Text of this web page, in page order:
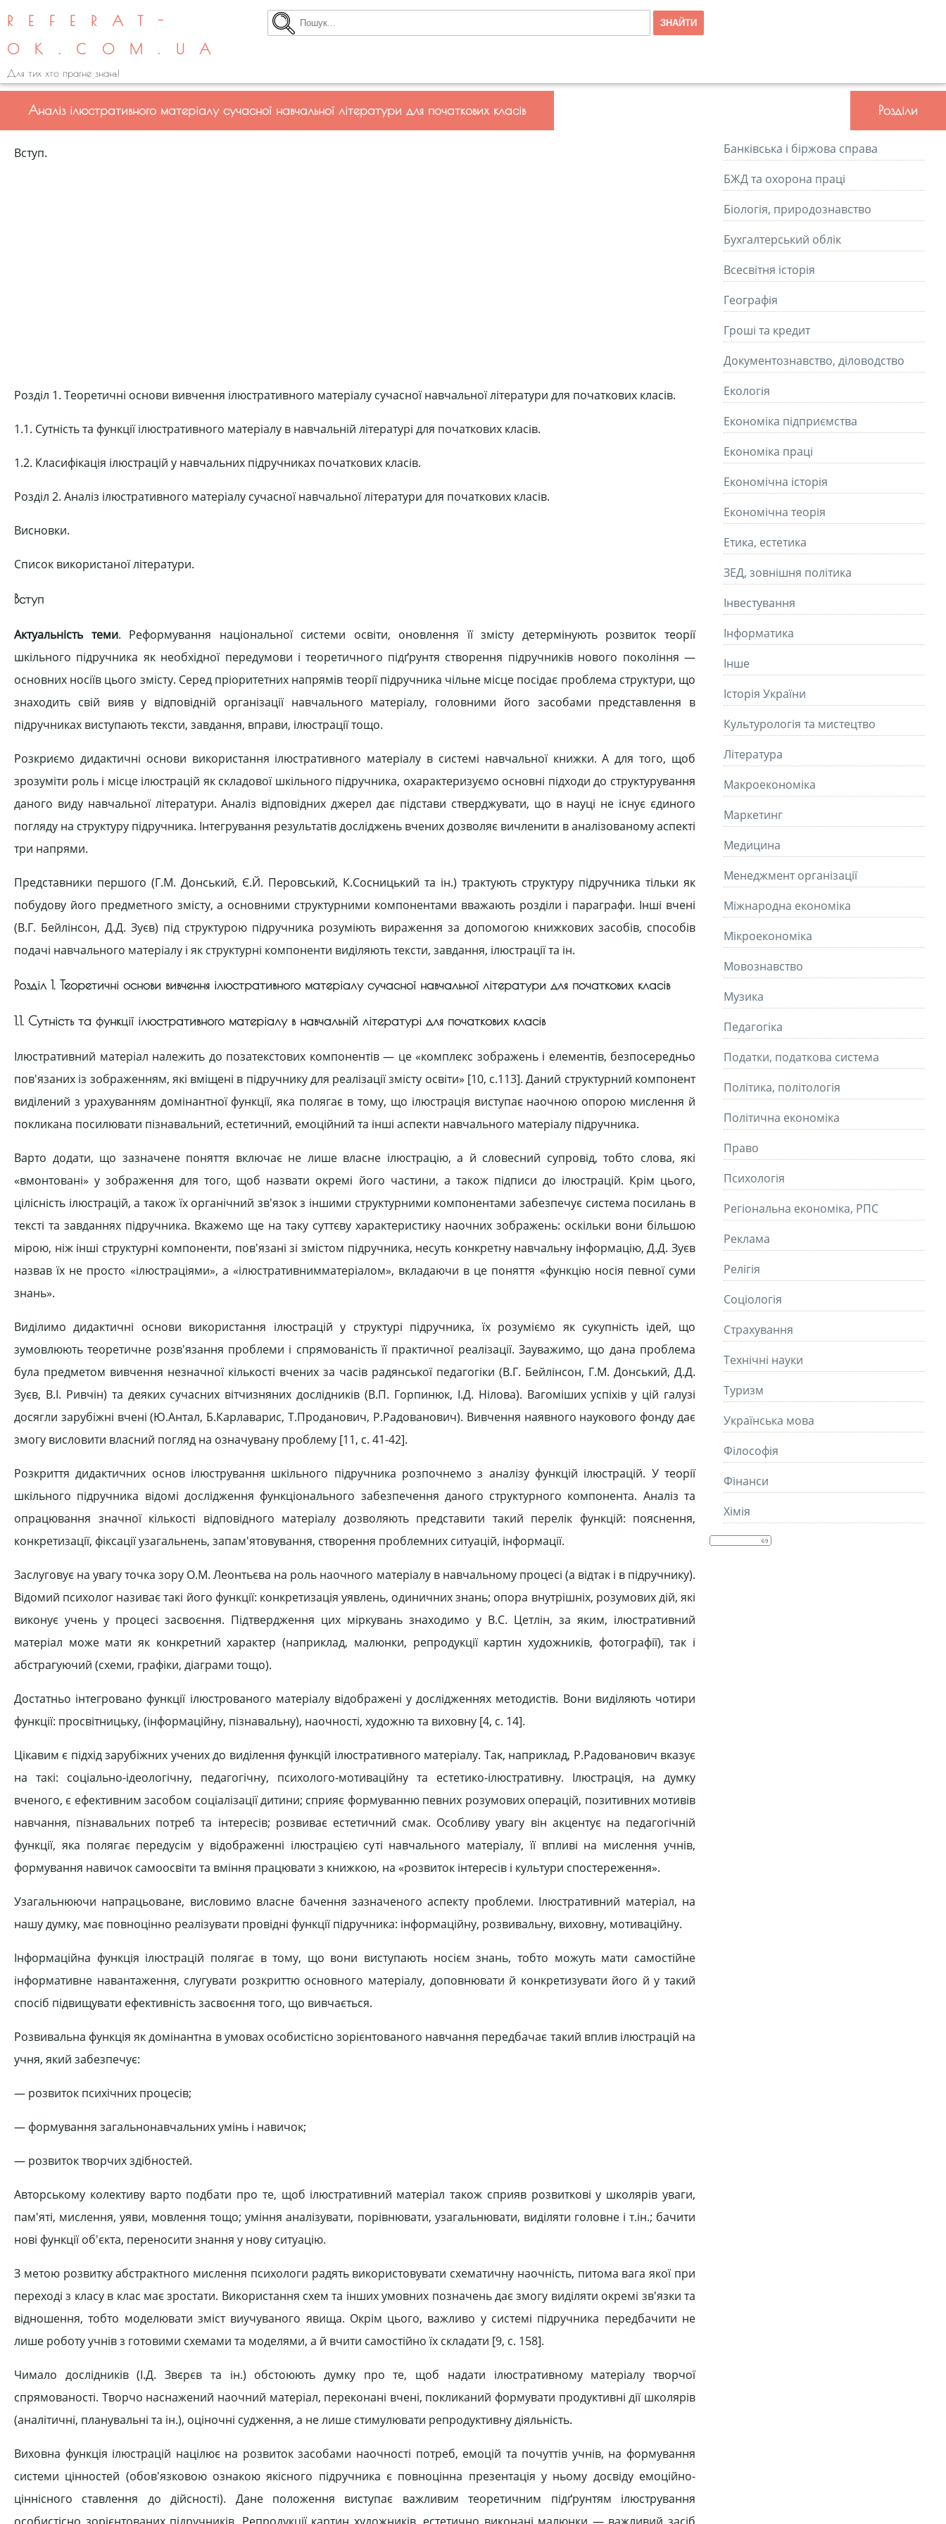
REFERAT-
OK.COM.UA
Для тих хто прагне знань!
Аналіз ілюстративного матеріалу сучасної навчальної літератури для початкових класів
Вступ.
Розділ 1. Теоретичні основи вивчення ілюстративного матеріалу сучасної навчальної літератури для початкових класів.
1.1. Сутність та функції ілюстративного матеріалу в навчальній літературі для початкових класів.
1.2. Класифікація ілюстрацій у навчальних підручниках початкових класів.
Розділ 2. Аналіз ілюстративного матеріалу сучасної навчальної літератури для початкових класів.
Висновки.
Список використаної літератури.
Вступ
Актуальність теми. Реформування національної системи освіти, оновлення її змісту детермінують розвиток теорії
шкільного підручника як необхідної передумови і теоретичного підґрунтя створення підручників нового покоління —
основних носіїв цього змісту. Серед пріоритетних напрямів теорії підручника чільне місце посідає проблема структури, що
знаходить свій вияв у відповідній організації навчального матеріалу, головними його засобами представлення в
підручниках виступають тексти, завдання, вправи, ілюстрації тощо.
Розкриємо дидактичні основи використання ілюстративного матеріалу в системі навчальної книжки. А для того, щоб
зрозуміти роль і місце ілюстрацій як складової шкільного підручника, охарактеризуємо основні підходи до структурування
даного виду навчальної літератури. Аналіз відповідних джерел дає підстави стверджувати, що в науці не існує єдиного
погляду на структуру підручника. Інтегрування результатів досліджень вчених дозволяє вичленити в аналізованому аспекті
три напрями.
Представники першого (Г.М. Донський, Є.Й. Перовський, К.Сосницький та ін.) трактують структуру підручника тільки як
побудову його предметного змісту, а основними структурними компонентами вважають розділи і параграфи. Інші вчені
(В.Г. Бейлінсон, Д.Д. Зуєв) під структурою підручника розуміють вираження за допомогою книжкових засобів, способів
подачі навчального матеріалу і як структурні компоненти виділяють тексти, завдання, ілюстрації та ін.
Розділ 1. Теоретичні основи вивчення ілюстративного матеріалу сучасної навчальної літератури для початкових класів
1.1. Сутність та функції ілюстративного матеріалу в навчальній літературі для початкових класів
Ілюстративний матеріал належить до позатекстових компонентів — це «комплекс зображень і елементів, безпосередньо
пов'язаних із зображенням, які вміщені в підручнику для реалізації змісту освіти» [10, с.113]. Даний структурний компонент
виділений з урахуванням домінантної функції, яка полягає в тому, що ілюстрація виступає наочною опорою мислення й
покликана посилювати пізнавальний, естетичний, емоційний та інші аспекти навчального матеріалу підручника.
Варто додати, що зазначене поняття включає не лише власне ілюстрацію, а й словесний супровід, тобто слова, які
«вмонтовані» у зображення для того, щоб назвати окремі його частини, а також підписи до ілюстрацій. Крім цього,
цілісність ілюстрацій, а також їх органічний зв'язок з іншими структурними компонентами забезпечує система посилань в
тексті та завданнях підручника. Вкажемо ще на таку суттєву характеристику наочних зображень: оскільки вони більшою
мірою, ніж інші структурні компоненти, пов'язані зі змістом підручника, несуть конкретну навчальну інформацію, Д.Д. Зуєв
назвав їх не просто «ілюстраціями», а «ілюстративнимматеріалом», вкладаючи в це поняття «функцію носія певної суми
знань».
Виділимо дидактичні основи використання ілюстрацій у структурі підручника, їх розуміємо як сукупність ідей, що
зумовлюють теоретичне розв'язання проблеми і спрямованість її практичної реалізації. Зауважимо, що дана проблема
була предметом вивчення незначної кількості вчених за часів радянської педагогіки (В.Г. Бейлінсон, Г.М. Донський, Д.Д.
Зуєв, В.І. Ривчін) та деяких сучасних вітчизняних дослідників (В.П. Горпинюк, І.Д. Нілова). Вагоміших успіхів у цій галузі
досягли зарубіжні вчені (Ю.Антал, Б.Карлаварис, Т.Проданович, Р.Радованович). Вивчення наявного наукового фонду дає
змогу висловити власний погляд на означувану проблему [11, c. 41-42].
Розкриття дидактичних основ ілюстрування шкільного підручника розпочнемо з аналізу функцій ілюстрацій. У теорії
шкільного підручника відомі дослідження функціонального забезпечення даного структурного компонента. Аналіз та
опрацювання значної кількості відповідного матеріалу дозволяють представити такий перелік функцій: пояснення,
конкретизації, фіксації узагальнень, запам'ятовування, створення проблемних ситуацій, інформації.
Заслуговує на увагу точка зору О.М. Леонтьєва на роль наочного матеріалу в навчальному процесі (а відтак і в підручнику).
Відомий психолог називає такі його функції: конкретизація уявлень, одиничних знань; опора внутрішніх, розумових дій, які
виконує учень у процесі засвоєння. Підтвердження цих міркувань знаходимо у B.C. Цетлін, за яким, ілюстративний
матеріал може мати як конкретний характер (наприклад, малюнки, репродукції картин художників, фотографії), так і
абстрагуючий (схеми, графіки, діаграми тощо).
Достатньо інтегровано функції ілюстрованого матеріалу відображені у дослідженнях методистів. Вони виділяють чотири
функції: просвітницьку, (інформаційну, пізнавальну), наочності, художню та виховну [4, c. 14].
Цікавим є підхід зарубіжних учених до виділення функцій ілюстративного матеріалу. Так, наприклад, Р.Радованович вказує
на такі: соціально-ідеологічну, педагогічну, психолого-мотиваційну та естетико-ілюстративну. Ілюстрація, на думку
вченого, є ефективним засобом соціалізації дитини; сприяє формуванню певних розумових операцій, позитивних мотивів
навчання, пізнавальних потреб та інтересів; розвиває естетичний смак. Особливу увагу він акцентує на педагогічній
функції, яка полягає передусім у відображенні ілюстрацією суті навчального матеріалу, її впливі на мислення учнів,
формування навичок самоосвіти та вміння працювати з книжкою, на «розвиток інтересів і культури спостереження».
Узагальнюючи напрацьоване, висловимо власне бачення зазначеного аспекту проблеми. Ілюстративний матеріал, на
нашу думку, має повноцінно реалізувати провідні функції підручника: інформаційну, розвивальну, виховну, мотиваційну.
Інформаційна функція ілюстрацій полягає в тому, що вони виступають носієм знань, тобто можуть мати самостійне
інформативне навантаження, слугувати розкриттю основного матеріалу, доповнювати й конкретизувати його й у такий
спосіб підвищувати ефективність засвоєння того, що вивчається.
Розвивальна функція як домінантна в умовах особистісно зорієнтованого навчання передбачає такий вплив ілюстрацій на
учня, який забезпечує:
— розвиток психічних процесів;
— формування загальнонавчальних умінь і навичок;
— розвиток творчих здібностей.
Авторському колективу варто подбати про те, щоб ілюстративний матеріал також сприяв розвиткові у школярів уваги,
пам'яті, мислення, уяви, мовлення тощо; уміння аналізувати, порівнювати, узагальнювати, виділяти головне і т.ін.; бачити
нові функції об'єкта, переносити знання у нову ситуацію.
З метою розвитку абстрактного мислення психологи радять використовувати схематичну наочність, питома вага якої при
переході з класу в клас має зростати. Використання схем та інших умовних позначень дає змогу виділяти окремі зв'язки та
відношення, тобто моделювати зміст виучуваного явища. Окрім цього, важливо у системі підручника передбачити не
лише роботу учнів з готовими схемами та моделями, а й вчити самостійно їх складати [9, c. 158].
Чимало дослідників (І.Д. Звєрєв та ін.) обстоюють думку про те, щоб надати ілюстративному матеріалу творчої
спрямованості. Творчо наснажений наочний матеріал, переконані вчені, покликаний формувати продуктивні дії школярів
(аналітичні, планувальні та ін.), оціночні судження, а не лише стимулювати репродуктивну діяльність.
Виховна функція ілюстрацій націлює на розвиток засобами наочності потреб, емоцій та почуттів учнів, на формування
системи цінностей (обов'язковою ознакою якісного підручника є повноцінна презентація у ньому досвіду емоційно-
ціннісного ставлення до дійсності). Дане положення виступає важливим теоретичним підґрунтям ілюстрування
Розділи
Банківська і біржова справа
БЖД та охорона праці
Біологія, природознавство
Бухгалтерський облік
Всесвітня історія
Географія
Гроші та кредит
Документознавство, діловодство
Екологія
Економіка підприємства
Економіка праці
Економічна історія
Економічна теорія
Етика, естетика
ЗЕД, зовнішня політика
Інвестування
Інформатика
Інше
Історія України
Культурологія та мистецтво
Літературa
Макроекономіка
Маркетинг
Медицина
Менеджмент організації
Міжнародна економіка
Мікроекономіка
Мовознавство
Музика
Педагогіка
Податки, податкова система
Політика, політологія
Політична економіка
Право
Психологія
Регіональна економіка, РПС
Реклама
Релігія
Соціологія
Страхування
Технічні науки
Туризм
Українська мова
Філософія
Фінанси
Хімія